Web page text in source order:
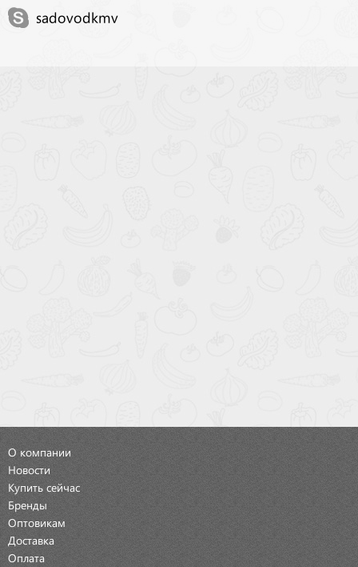
sadovodkmv
О компании
Новости
Купить сейчас
Бренды
Оптовикам
Доставка
Оплата